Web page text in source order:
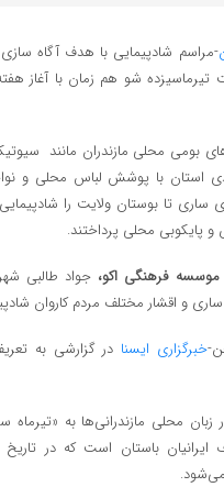
-مراسم شادپیمایی با هدف آگاه
شو هم زمان با آغاز هفته
بومی محلی مازندران مانند
استان با پوشش لباس محلی و
ساری تا بوستان ولایت را
و پایکوبی محلی پرداختند.
فرهنگی اکو، جواد طالبی
و اقشار مختلف مردم کاروان
خبرگزاری ایسنا در گزارشی به
محلی مازندرانی‌ها به
باستان است که در تاریخ
می‌شود.